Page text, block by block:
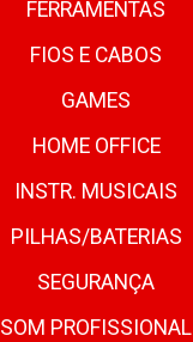
FERRAMENTAS
FIOS E CABOS
GAMES
HOME OFFICE
INSTR. MUSICAIS
PILHAS/BATERIAS
SEGURANÇA
SOM PROFISSIONAL